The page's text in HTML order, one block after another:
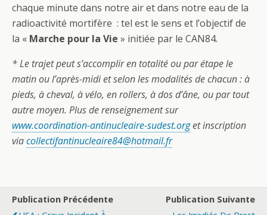
chaque minute dans notre air et dans notre eau de la
radioactivité mortifère : tel est le sens et l’objectif de
la « Marche pour la Vie » initiée par le CAN84.
* Le trajet peut s’accomplir en totalité ou par étape le
matin ou l’après-midi et selon les modalités de chacun : à
pieds, à cheval, à vélo, en rollers, à dos d’âne, ou par tout
autre moyen. Plus de renseignement sur
www.coordination-antinucleaire-sudest.orget inscription
viacollectifantinucleaire84@hotmail.fr
Publication Précédente
Publication Suivante